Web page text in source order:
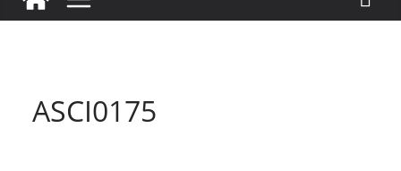
ASCI0175